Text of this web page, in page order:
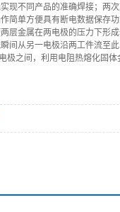
现不同产品的准确焊接；两
单方便具有断电数据保存功
层金属在两电极的压力下形
间从另一电极沿两工件流至
间，利用电阻热熔化固体